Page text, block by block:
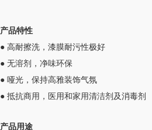
产品特性
● 高耐擦洗，漆膜耐污性极好
● 无溶剂，净味环保
● 哑光，保持高雅装饰气氛
● 抵抗商用，医用和家用清洁剂及消毒剂
产品用途